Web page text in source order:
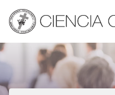
main
content